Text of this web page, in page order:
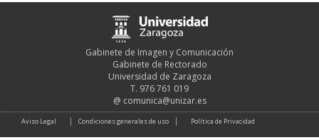
Gabinete de Imagen y Comunicación
Gabinete de Rectorado
Universidad de Zaragoza
T. 976 761 019
@ comunica@unizar.es
Aviso Legal Condiciones generales de uso Política de Privacidad